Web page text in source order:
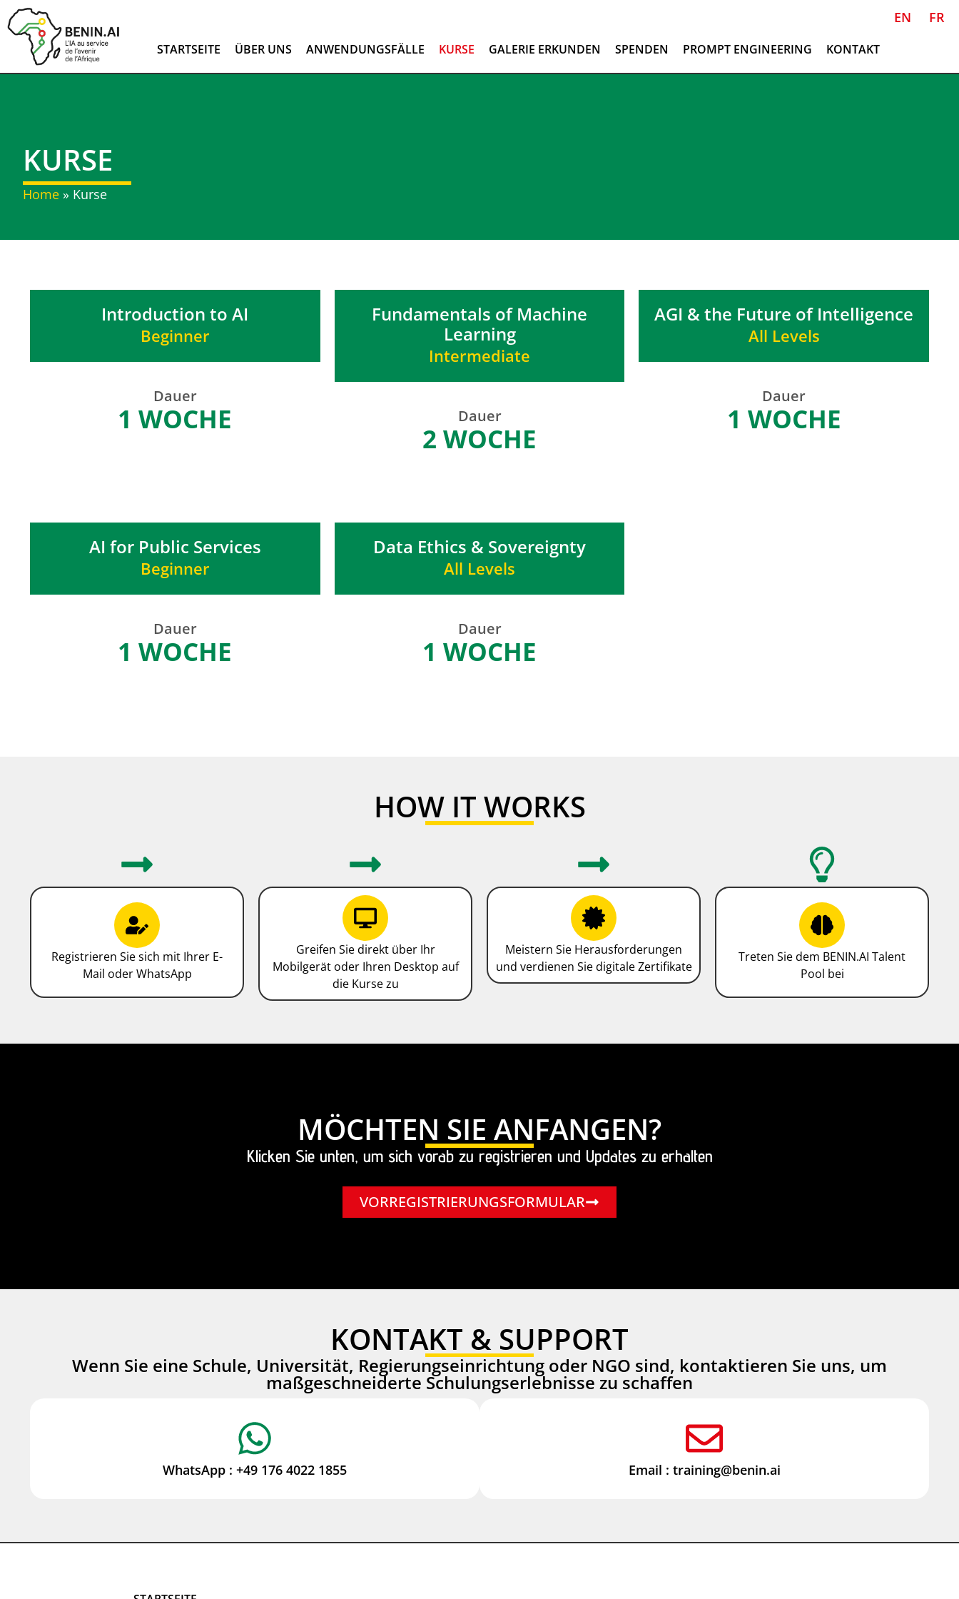
STARTSEITE ÜBER UNS ANWENDUNGSFÄLLE KURSE GALERIE ERKUNDEN SPENDEN PROMPT ENGINEERING KONTAKT
EN FR
KURSE
Home » Kurse
Introduction to AI
Beginner
Dauer
1 WOCHE
Fundamentals of Machine
Learning
Intermediate
Dauer
2 WOCHE
AGI & the Future of Intelligence
All Levels
Dauer
1 WOCHE
AI for Public Services
Beginner
Dauer
1 WOCHE
Data Ethics & Sovereignty
All Levels
Dauer
1 WOCHE
HOW IT WORKS
Registrieren Sie sich mit Ihrer E-
Mail oder WhatsApp
Greifen Sie direkt über Ihr
Mobilgerät oder Ihren Desktop auf
die Kurse zu
Meistern Sie Herausforderungen
und verdienen Sie digitale Zertifikate
Treten Sie dem BENIN.AI Talent
Pool bei
MÖCHTEN SIE ANFANGEN?
Klicken Sie unten, um sich vorab zu registrieren und Updates zu erhalten
VORREGISTRIERUNGSFORMULAR
KONTAKT & SUPPORT
Wenn Sie eine Schule, Universität, Regierungseinrichtung oder NGO sind, kontaktieren Sie uns, um
maßgeschneiderte Schulungserlebnisse zu schaffen
WhatsApp : ‪+49 176 4022 1855‬ Email : training@benin.ai